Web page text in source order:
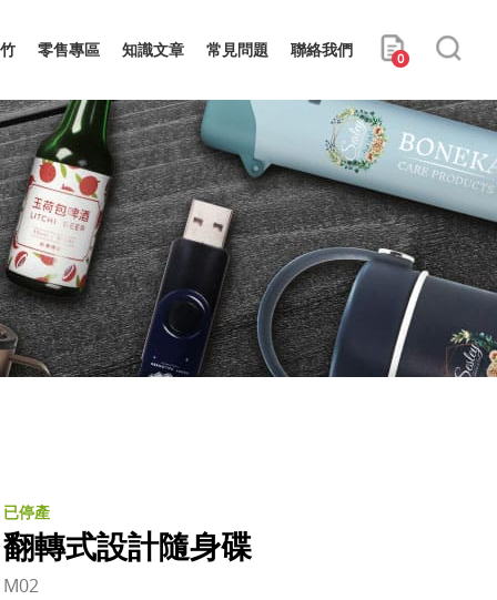
零售專區 知識文章 常見問題 聯絡我們 0
已停產
翻轉式設計隨身碟
M02